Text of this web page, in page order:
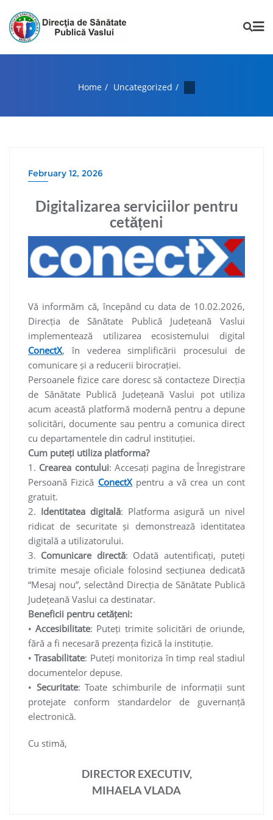
Home Uncategorized
February 12, 2026
Digitalizarea serviciilor pentru
cetățeni
Vă informăm că, începând cu data de 10.02.2026,
Direcția de Sănătate Publică Județeană Vaslui
implementează utilizarea ecosistemului digital
ConectX, în vederea simplificării procesului de
comunicare și a reducerii birocrației.
Persoanele fizice care doresc să contacteze Direcția
de Sănătate Publică Județeană Vaslui pot utiliza
acum această platformă modernă pentru a depune
solicitări, documente sau pentru a comunica direct
cu departamentele din cadrul instituției.
Cum puteți utiliza platforma?
1. Crearea contului: Accesați pagina de Înregistrare
Persoană Fizică ConectX pentru a vă crea un cont
gratuit.
2. Identitatea digitală: Platforma asigură un nivel
ridicat de securitate și demonstrează identitatea
digitală a utilizatorului.
3. Comunicare directă: Odată autentificați, puteți
trimite mesaje oficiale folosind secțiunea dedicată
“Mesaj nou”, selectând Direcția de Sănătate Publică
Județeană Vaslui ca destinatar.
Beneficii pentru cetățeni:
•Accesibilitate: Puteți trimite solicitări de oriunde,
fără a fi necesară prezența fizică la instituție.
•Trasabilitate: Puteți monitoriza în timp real stadiul
documentelor depuse.
• Securitate: Toate schimburile de informații sunt
protejate conform standardelor de guvernanță
electronică.
Cu stimă,
DIRECTOR EXECUTIV,
MIHAELA VLADA